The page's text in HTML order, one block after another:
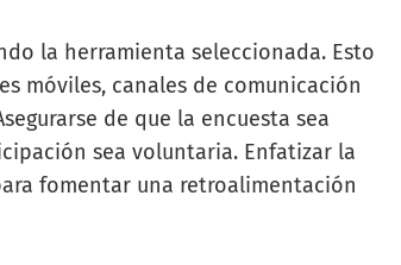
la herramienta seleccionada. Esto
móviles, canales de comunicación
de que la encuesta sea
sea voluntaria. Enfatizar la
fomentar una retroalimentación